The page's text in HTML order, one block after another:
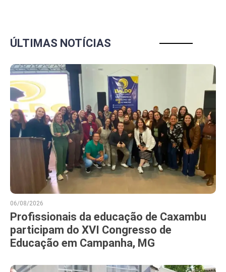
ÚLTIMAS NOTÍCIAS
06/08/2026
Profissionais da educação de Caxambu
participam do XVI Congresso de
Educação em Campanha, MG